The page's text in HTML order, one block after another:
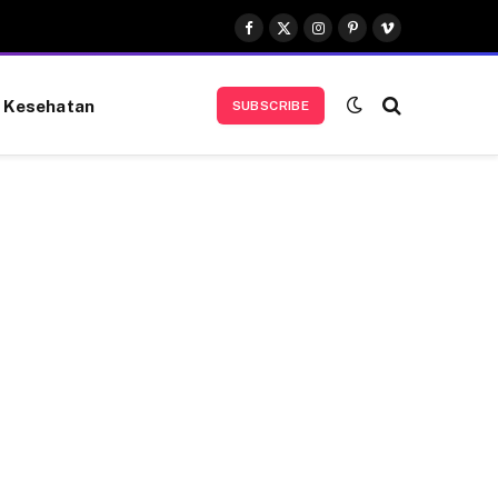
Facebook
X
(Twitter)
Instagram
Pinterest
Vimeo
Kesehatan SUBSCRIBE